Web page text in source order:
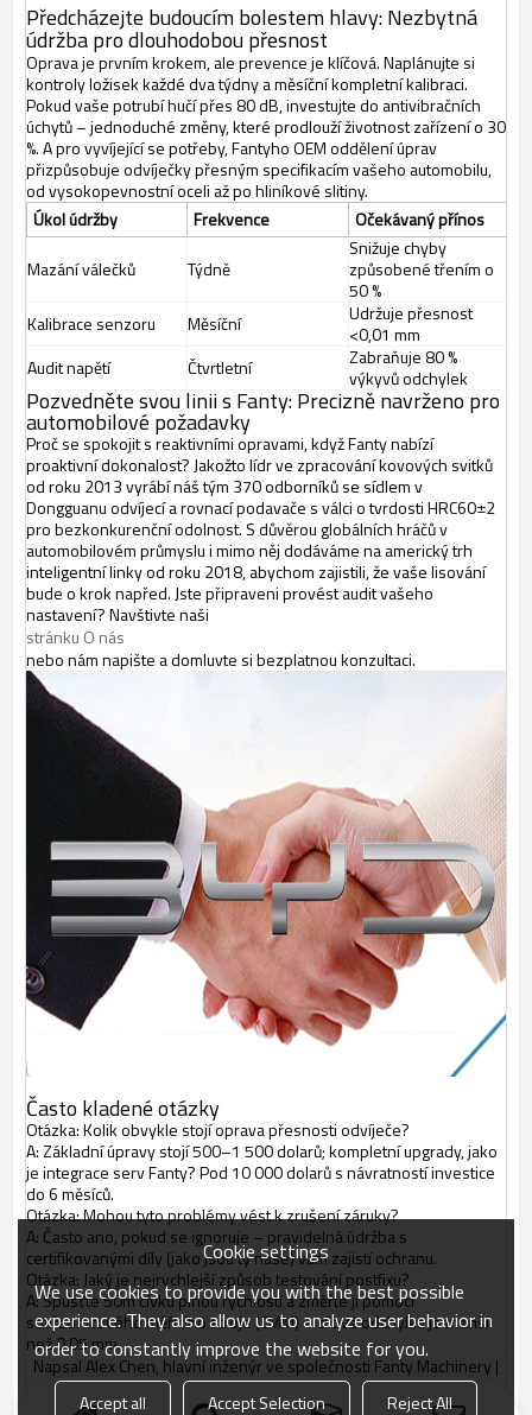
Předcházejte budoucím bolestem hlavy: Nezbytná
údržba pro dlouhodobou přesnost
Oprava je prvním krokem, ale prevence je klíčová. Naplánujte si
kontroly ložisek každé dva týdny a měsíční kompletní kalibraci.
Pokud vaše potrubí hučí přes 80 dB, investujte do antivibračních
úchytů – jednoduché změny, které prodlouží životnost zařízení o 30
%.A pro vyvíjející se potřeby, Fantyho OEM oddělení úprav
přizpůsobuje odvíječky přesným specifikacím vašeho automobilu,
od vysokopevnostní oceli až po hliníkové slitiny.
Úkol údržby
Frekvence
Očekávaný přínos
Mazání válečků
Týdně
Snižuje chyby
způsobené třením o
50 %
Kalibrace senzoru
Měsíční
Udržuje přesnost
<0,01 mm
Audit napětí
Čtvrtletní
Zabraňuje 80 %
výkyvů odchylek
Pozvedněte svou linii s Fanty: Precizně navrženo pro
automobilové požadavky
Proč se spokojit s reaktivními opravami, když Fanty nabízí
proaktivní dokonalost? Jakožto lídr ve zpracování kovových svitků
od roku 2013 vyrábí náš tým 370 odborníků se sídlem v
Dongguanu odvíjecí a rovnací podavače s válci o tvrdosti HRC60±2
pro bezkonkurenční odolnost. S důvěrou globálních hráčů v
automobilovém průmyslu i mimo něj dodáváme na americký trh
inteligentní linky od roku 2018, abychom zajistili, že vaše lisování
bude o krok napřed. Jste připraveni provést audit vašeho
nastavení? Navštivte naši
stránku O nás
nebo nám napište a domluvte si bezplatnou konzultaci.
Často kladené otázky
Otázka: Kolik obvykle stojí oprava přesnosti odvíječe?
A: Základní úpravy stojí 500–1 500 dolarů; kompletní upgrady, jako
je integrace serv Fanty? Pod 10 000 dolarů s návratností investice
do 6 měsíců.
Otázka: Mohou tyto problémy vést k zrušení záruky?
A: Často ano, pokud se ignoruje – pravidelná údržba s
certifikovanými díly (jako jsou ty naše) vám zajistí ochranu.
Otázka: Jaký je nejrychlejší způsob testování postfixu?
A: Spusťte 50m cívku plnou rychlostí a změřte ji pomocí
souřadnicového měřicího stroje (CMM) – cílová odchylka je menší
než 0,05 mm.
Napsal Alex Chen, hlavní inženýr ve společnosti Fanty Machinery |
Aktualizováno prosinec 2025 |
Získejte bezplatný audit odvíječky ještě dnes
Cookie settings
We use cookies to provide you with the best possible
experience. They also allow us to analyze user behavior in
order to constantly improve the website for you.
Accept all Accept Selection Reject All